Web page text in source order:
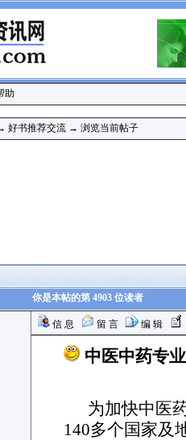
助
好书推荐交流 → 浏览当前帖子
你是本帖的第 4903 位读者
信 息 留 言 编 辑
中医中药专
为加快中医药
140多个国家及